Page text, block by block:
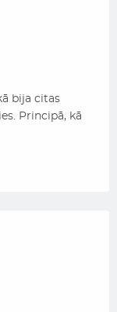
только
не на всю
bija citas
Principā, kā